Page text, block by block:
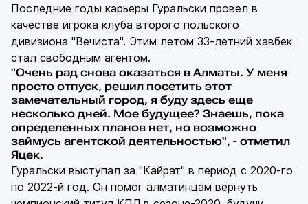
Последние годы карьеры Гуральски провел в
качестве игрока клуба второго польского
дивизиона "Вечиста". Этим летом 33-летний хавбек
стал свободным агентом.
"Очень рад снова оказаться в Алматы. У меня
просто отпуск, решил посетить этот
замечательный город, я буду здесь еще
несколько дней. Мое будущее? Знаешь, пока
определенных планов нет, но возможно
займусь агентской деятельностью", - отметил
Яцек.
Гуральски выступал за "Кайрат" в период с 2020-го
по 2022-й год. Он помог алматинцам вернуть